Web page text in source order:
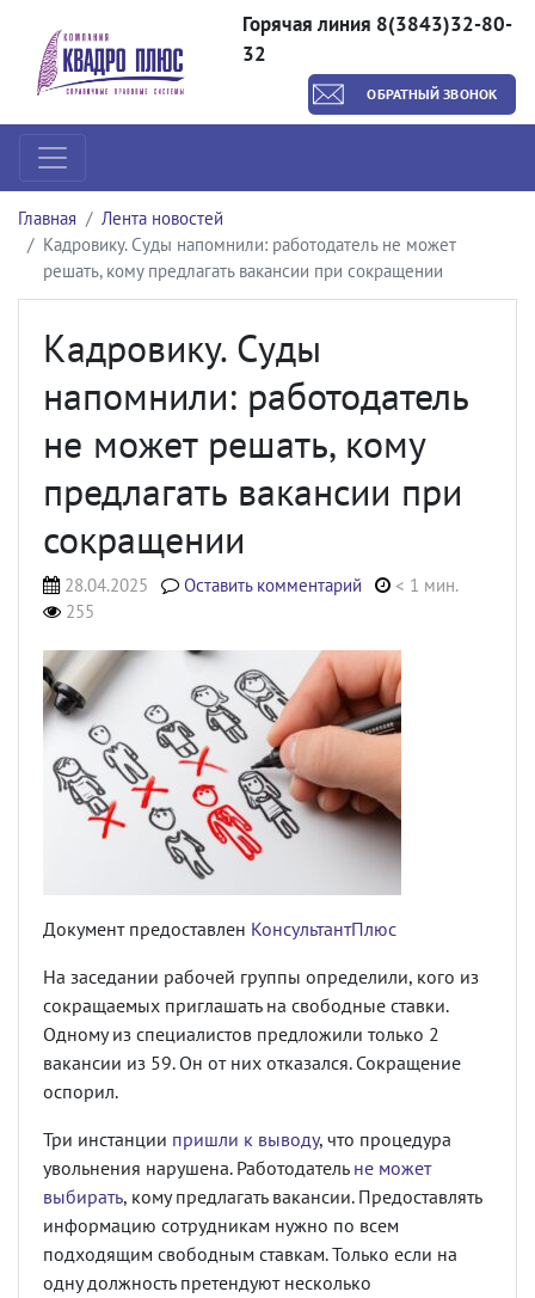
Горячая линия 8(3843)32-80-
32
ОБРАТНЫЙ ЗВОНОК
Главная
Лента новостей
Кадровику. Суды напомнили: работодатель не может
решать, кому предлагать вакансии при сокращении
Кадровику. Суды
напомнили: работодатель
не может решать, кому
предлагать вакансии при
сокращении
28.04.2025 Оставить комментарий
< 1 мин.
255
Документ предоставлен КонсультантПлюс
На заседании рабочей группы определили, кого из
сокращаемых приглашать на свободные ставки.
Одному из специалистов предложили только 2
вакансии из 59. Он от них отказался. Сокращение
оспорил.
Три инстанции пришли к выводу, что процедура
увольнения нарушена. Работодатель не может
выбирать, кому предлагать вакансии. Предоставлять
информацию сотрудникам нужно по всем
подходящим свободным ставкам. Только если на
одну должность претендуют несколько